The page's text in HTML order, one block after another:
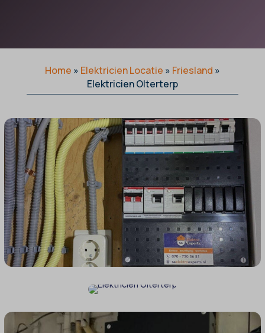
Home » Elektricien Locatie » Friesland »
Elektricien Olterterp